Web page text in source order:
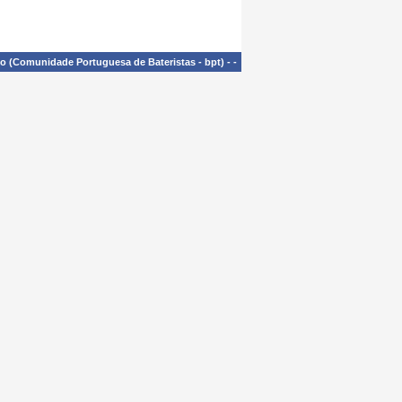
(Comunidade Portuguesa de Bateristas - bpt) - -